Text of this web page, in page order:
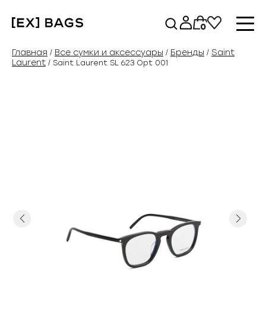
содержимому
0
Главная / Все сумки и аксессуары / Бренды / Saint
Laurent / Saint Laurent SL 623 Opt 001
Previous Next